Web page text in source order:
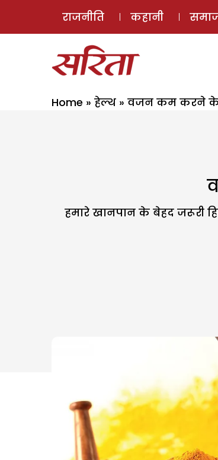
राजनीति कहानी
Home » हेल्थ » वजन कम करने के
हमारे खानपान के बेहद जरूरी